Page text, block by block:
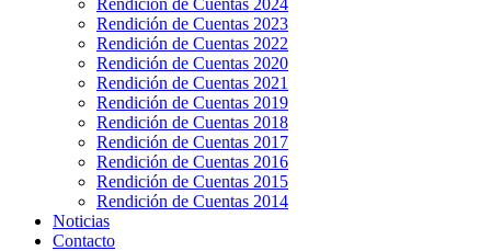
Rendición de Cuentas 2024
Rendición de Cuentas 2023
Rendición de Cuentas 2022
Rendición de Cuentas 2020
Rendición de Cuentas 2021
Rendición de Cuentas 2019
Rendición de Cuentas 2018
Rendición de Cuentas 2017
Rendición de Cuentas 2016
Rendición de Cuentas 2015
Rendición de Cuentas 2014
Noticias
Contacto